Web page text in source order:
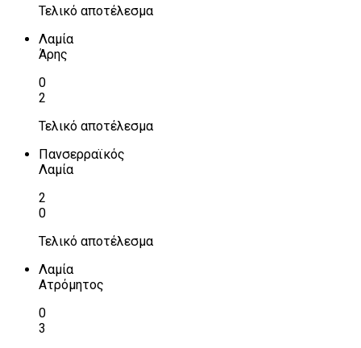
Τελικό αποτέλεσμα
Λαμία
Άρης
0
2
Τελικό αποτέλεσμα
Πανσερραϊκός
Λαμία
2
0
Τελικό αποτέλεσμα
Λαμία
Ατρόμητος
0
3